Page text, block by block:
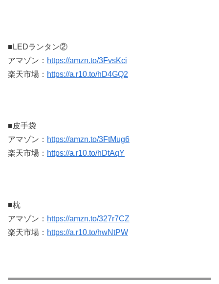
■LEDランタン②
アマゾン： https://amzn.to/3FvsKci
楽天市場： https://a.r10.to/hD4GQ2
■皮手袋
アマゾン： https://amzn.to/3FtMug6
楽天市場： https://a.r10.to/hDtAqY
■枕
アマゾン： https://amzn.to/327r7CZ
楽天市場： https://a.r10.to/hwNtPW